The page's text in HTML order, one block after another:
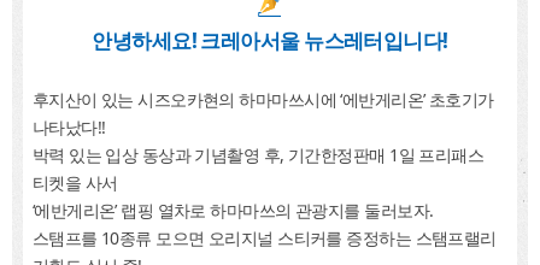
안녕하세요! 크레아서울 뉴스레터입니다!
후지산이 있는 시즈오카현의 하마마쓰시에 ‘에반게리온’ 초호기가
나타났다!!
박력 있는 입상 동상과 기념촬영 후, 기간한정판매 1일 프리패스
티켓을 사서
‘에반게리온’ 랩핑 열차로 하마마쓰의 관광지를 둘러보자.
스탬프를 10종류 모으면 오리지널 스티커를 증정하는 스탬프랠리